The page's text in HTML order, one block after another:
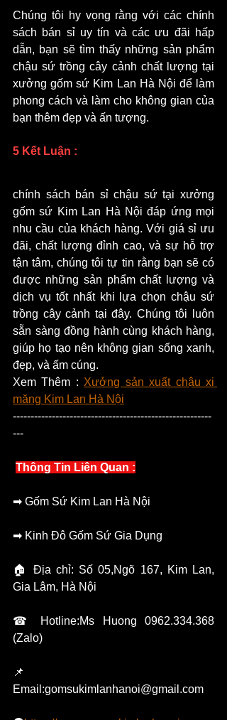
Chúng tôi hy vọng rằng với các chính
sách bán sỉ uy tín và các ưu đãi hấp
dẫn, bạn sẽ tìm thấy những sản phẩm
chậu sứ trồng cây cảnh chất lượng tại
xưởng gốm sứ Kim Lan Hà Nội để làm
phong cách và làm cho không gian của
bạn thêm đẹp và ấn tượng.
5 Kết Luận :
chính sách bán sỉ chậu sứ tại xưởng
gốm sứ Kim Lan Hà Nội đáp ứng mọi
nhu cầu của khách hàng. Với giá sỉ ưu
đãi, chất lượng đỉnh cao, và sự hỗ trợ
tận tâm, chúng tôi tự tin rằng bạn sẽ có
được những sản phẩm chất lượng và
dịch vụ tốt nhất khi lựa chọn chậu sứ
trồng cây cảnh tại đây. Chúng tôi luôn
sẵn sàng đồng hành cùng khách hàng,
giúp họ tạo nên không gian sống xanh,
đẹp, và ấm cúng.
Xem Thêm : Xưởng sản xuất chậu xi
măng Kim Lan Hà Nội
--------------------------------------------------------
---
Thông Tin Liên Quan :
➡ Gốm Sứ Kim Lan Hà Nội
➡ Kinh Đô Gốm Sứ Gia Dụng
🏠 Địa chỉ: Số 05,Ngõ 167, Kim Lan,
Gia Lâm, Hà Nội
☎ Hotline:Ms Huong 0962.334.368
(Zalo)
📌
Email:gomsukimlanhanoi@gmail.com